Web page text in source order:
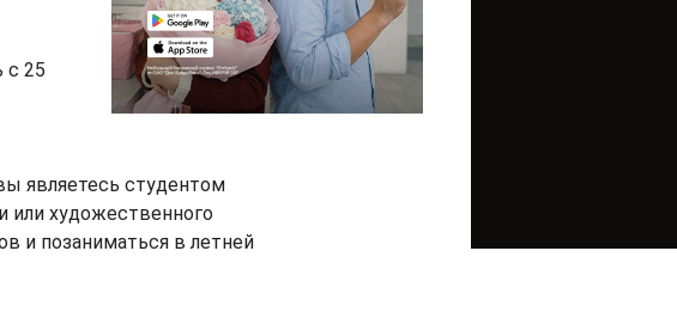
с 25
являетесь студентом
или художественного
и позаниматься в летней